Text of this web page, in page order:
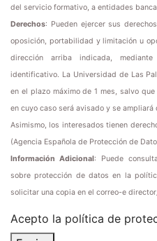
del servicio formativo, a entidades
Derechos: Pueden ejercer sus
oposición, portabilidad y limitación u
dirección arriba indicada,
identificativo. La Universidad de Las
en el plazo máximo de 1 mes, salvo
en cuyo caso será avisado y se
Asimismo, los interesados tienen
(Agencia Española de Protección de
Información Adicional: Puede
sobre protección de datos en la
solicitar una copia en el correo-e
Acepto la política de